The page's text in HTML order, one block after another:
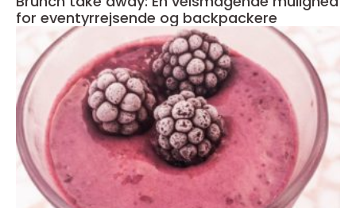
for eventyrrejsende og backpackere